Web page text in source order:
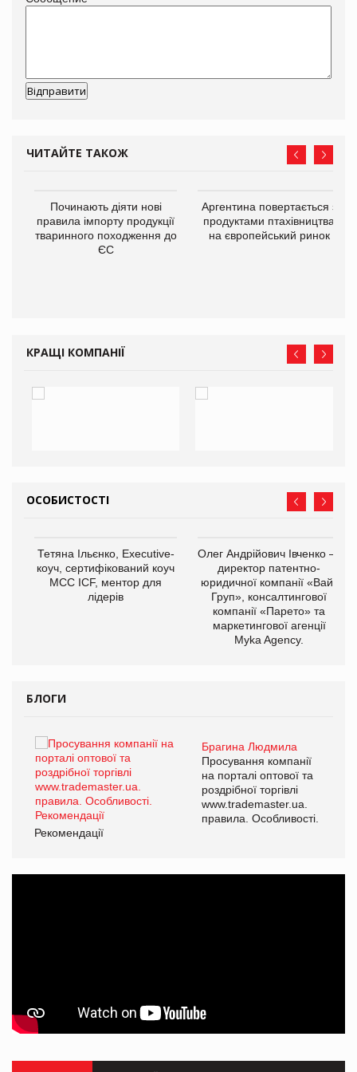
ЧИТАЙТЕ ТАКОЖ
Починають діяти нові
правила імпорту продукції
тваринного походження до
ЄС
Аргентина повертається з
продуктами птахівництва
на європейський ринок
КРАЩІ КОМПАНІЇ
ОСОБИСТОСТІ
Тетяна Ільєнко, Executive-
коуч, сертифікований коуч
МСС ICF, ментор для
лідерів
Олег Андрійович Івченко —
директор патентно-
юридичної компанії «Вайз
Груп», консалтингової
компанії «Парето» та
маркетингової агенції
Myka Agency.
БЛОГИ
Брагина Людмила
Просування компанії
на порталі оптової та
роздрібної торгівлі
www.trademaster.ua.
правила. Особливості.
Рекомендації